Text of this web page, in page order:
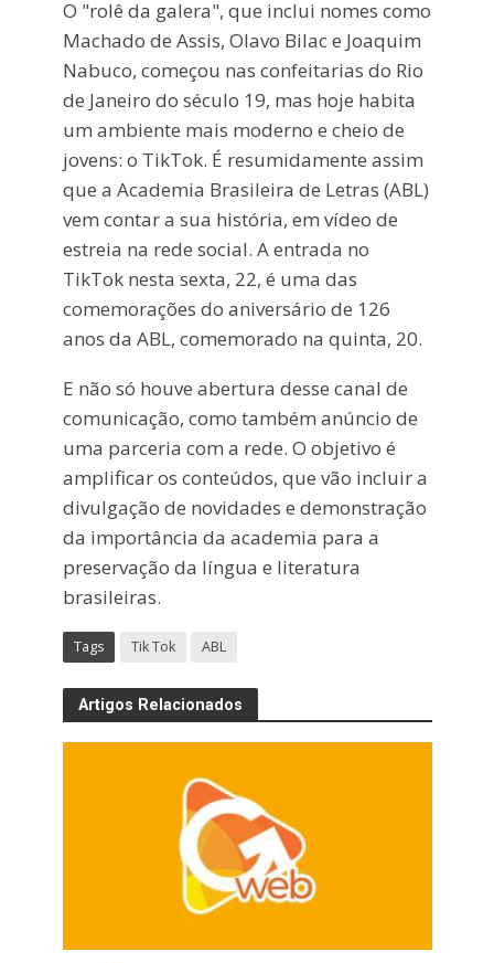
O "rolê da galera", que inclui nomes como
Machado de Assis, Olavo Bilac e Joaquim
Nabuco, começou nas confeitarias do Rio
de Janeiro do século 19, mas hoje habita
um ambiente mais moderno e cheio de
jovens: o TikTok. É resumidamente assim
que a Academia Brasileira de Letras (ABL)
vem contar a sua história, em vídeo de
estreia na rede social. A entrada no
TikTok nesta sexta, 22, é uma das
comemorações do aniversário de 126
anos da ABL, comemorado na quinta, 20.
E não só houve abertura desse canal de
comunicação, como também anúncio de
uma parceria com a rede. O objetivo é
amplificar os conteúdos, que vão incluir a
divulgação de novidades e demonstração
da importância da academia para a
preservação da língua e literatura
brasileiras.
Tags Tik Tok ABL
Artigos Relacionados